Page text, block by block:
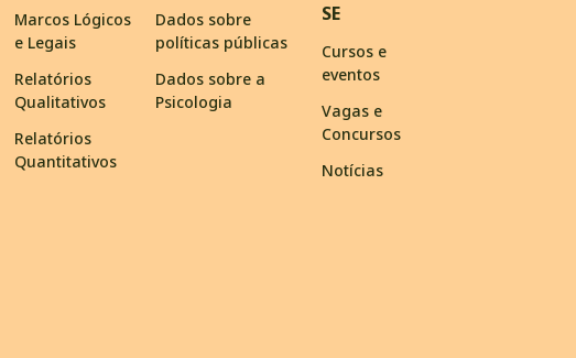
Marcos Lógicos
e Legais
Relatórios
Qualitativos
Relatórios
Quantitativos
Dados sobre
políticas públicas
Dados sobre a
Psicologia
SE
Cursos e
eventos
Vagas e
Concursos
Notícias